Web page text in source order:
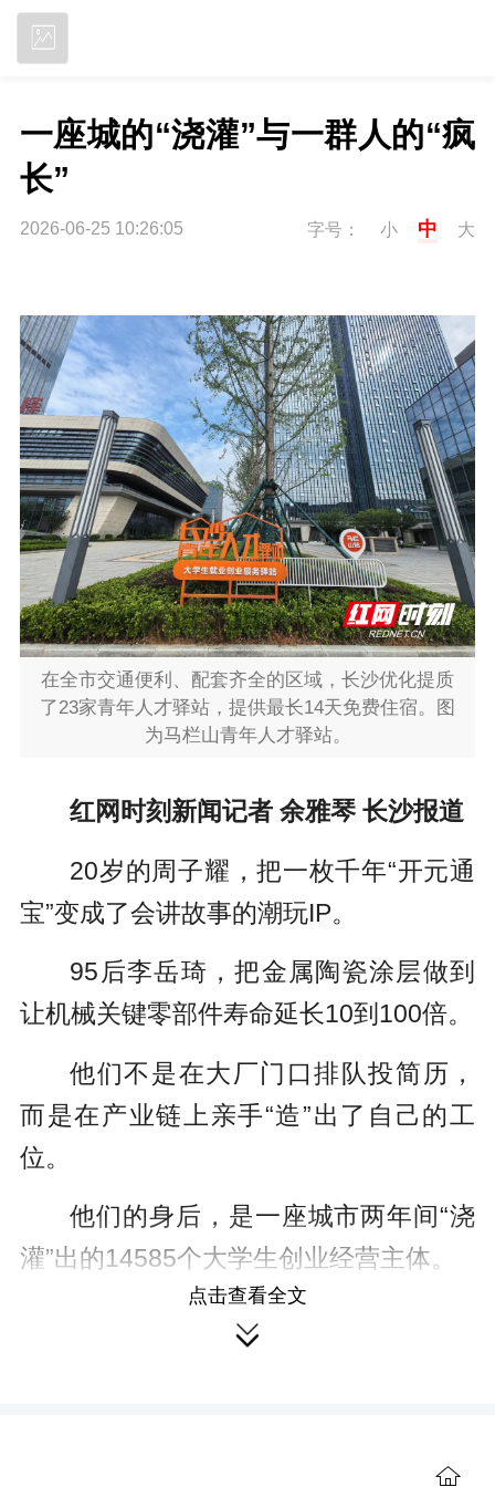
一座城的“浇灌”与一群人的“疯
长”
2026-06-25 10:26:05 字号： 小 中 大
在全市交通便利、配套齐全的区域，长沙优化提质
了23家青年人才驿站，提供最长14天免费住宿。图
为马栏山青年人才驿站。
红网时刻新闻记者 余雅琴 长沙报道
20岁的周子耀，把一枚千年“开元通
宝”变成了会讲故事的潮玩IP。
95后李岳琦，把金属陶瓷涂层做到
让机械关键零部件寿命延长10到100倍。
他们不是在大厂门口排队投简历，
而是在产业链上亲手“造”出了自己的工
位。
他们的身后，是一座城市两年间“浇
灌”出的14585个大学生创业经营主体。
从“给政策、给资金、给场地”的悉
点击查看全文
